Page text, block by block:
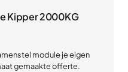
Kipper 2000KG
module je eigen
gemaakte offerte.